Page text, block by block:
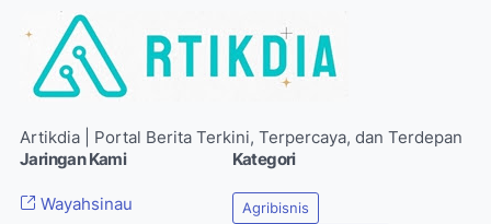
Artikdia | Portal Berita Terkini, Terpercaya, dan Terdepan
Jaringan Kami
Wayahsinau
Kategori
Agribisnis